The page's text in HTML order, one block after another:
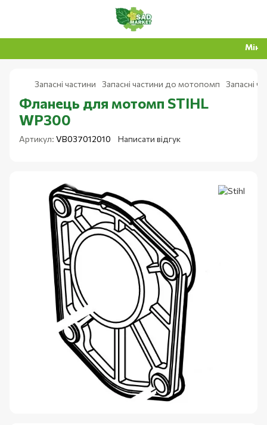
Запасні частини Запасні частини до мотопомп Запасні
Фланець для мотомп STIHL
WP300
Артикул: VB037012010 Написати відгук